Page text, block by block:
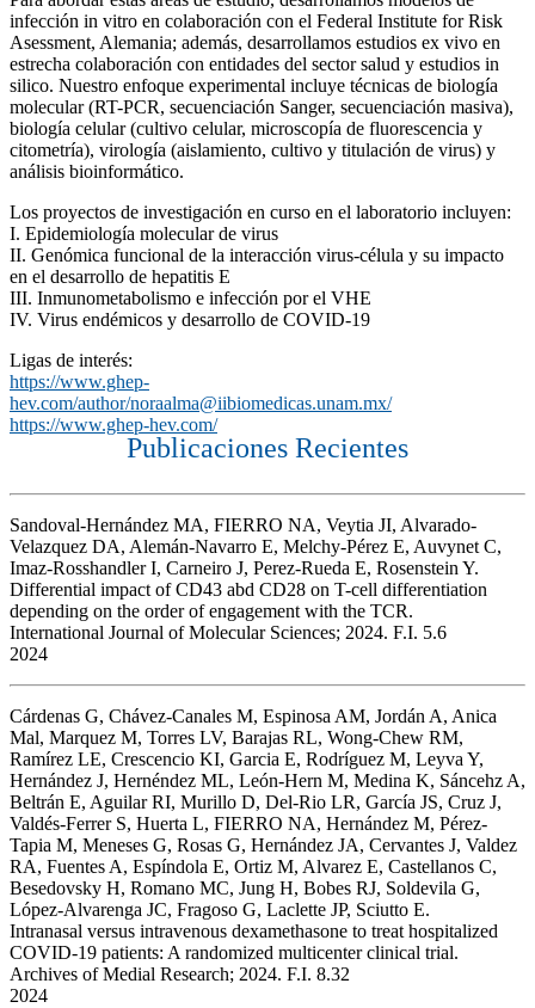
infección in vitro en colaboración con el Federal Institute for Risk
Asessment, Alemania; además, desarrollamos estudios ex vivo en
estrecha colaboración con entidades del sector salud y estudios in
silico. Nuestro enfoque experimental incluye técnicas de biología
molecular (RT-PCR, secuenciación Sanger, secuenciación masiva),
biología celular (cultivo celular, microscopía de fluorescencia y
citometría), virología (aislamiento, cultivo y titulación de virus) y
análisis bioinformático.
Los proyectos de investigación en curso en el laboratorio incluyen:
I. Epidemiología molecular de virus
II. Genómica funcional de la interacción virus-célula y su impacto
en el desarrollo de hepatitis E
III. Inmunometabolismo e infección por el VHE
IV. Virus endémicos y desarrollo de COVID-19
Ligas de interés:
https://www.ghep-
hev.com/author/noraalma@iibiomedicas.unam.mx/
https://www.ghep-hev.com/
Publicaciones Recientes
Sandoval-Hernández MA, FIERRO NA, Veytia JI, Alvarado-
Velazquez DA, Alemán-Navarro E, Melchy-Pérez E, Auvynet C,
Imaz-Rosshandler I, Carneiro J, Perez-Rueda E, Rosenstein Y.
Differential impact of CD43 abd CD28 on T-cell differentiation
depending on the order of engagement with the TCR.
International Journal of Molecular Sciences; 2024. F.I. 5.6
2024
Cárdenas G, Chávez-Canales M, Espinosa AM, Jordán A, Anica
Mal, Marquez M, Torres LV, Barajas RL, Wong-Chew RM,
Ramírez LE, Crescencio KI, Garcia E, Rodríguez M, Leyva Y,
Hernández J, Hernéndez ML, León-Hern M, Medina K, Sáncehz A,
Beltrán E, Aguilar RI, Murillo D, Del-Rio LR, García JS, Cruz J,
Valdés-Ferrer S, Huerta L, FIERRO NA, Hernández M, Pérez-
Tapia M, Meneses G, Rosas G, Hernández JA, Cervantes J, Valdez
RA, Fuentes A, Espíndola E, Ortiz M, Alvarez E, Castellanos C,
Besedovsky H, Romano MC, Jung H, Bobes RJ, Soldevila G,
López-Alvarenga JC, Fragoso G, Laclette JP, Sciutto E.
Intranasal versus intravenous dexamethasone to treat hospitalized
COVID-19 patients: A randomized multicenter clinical trial.
Archives of Medial Research; 2024. F.I. 8.32
2024